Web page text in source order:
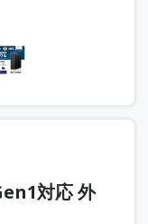
対応 外